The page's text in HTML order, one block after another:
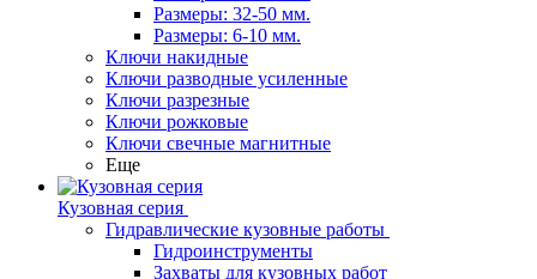
Размеры: 32-50 мм.
Размеры: 6-10 мм.
Ключи накидные
Ключи разводные усиленные
Ключи разрезные
Ключи рожковые
Ключи свечные магнитные
Еще
Кузовная серия
Гидравлические кузовные работы
Гидроинструменты
Захваты для кузовных работ